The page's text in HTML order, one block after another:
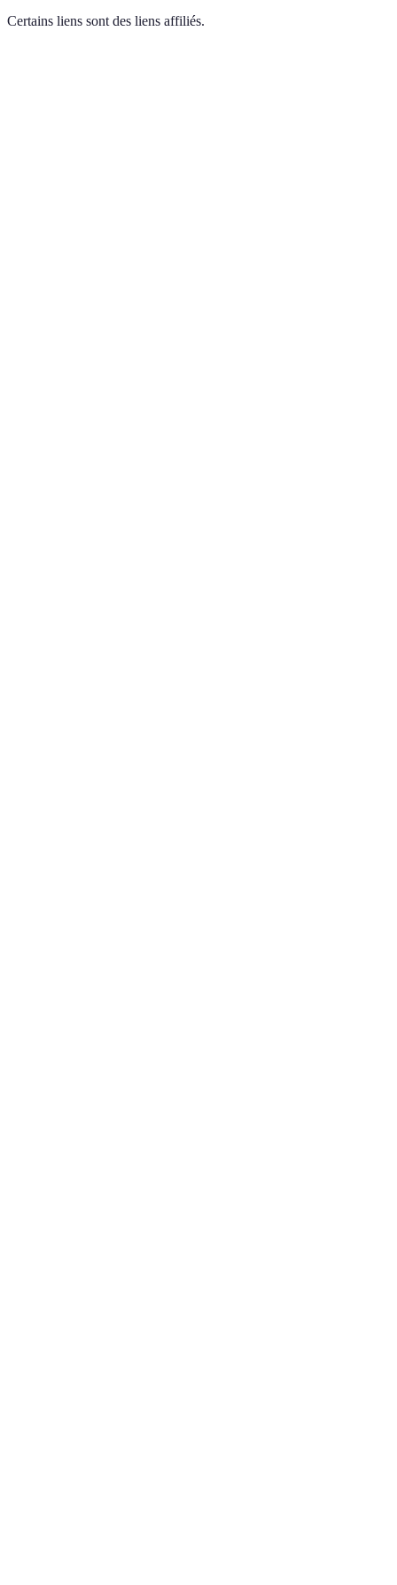
Certains liens sont des liens affiliés.